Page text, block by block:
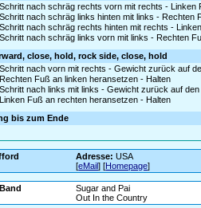
Schritt nach schräg rechts vorn mit rechts - Linken
Schritt nach schräg links hinten mit links - Rechten
Schritt nach schräg rechts hinten mit rechts -
Schritt nach schräg links vorn mit links - Rechten
close, hold, rock side, close, hold
Schritt nach vorn mit rechts - Gewicht zurück auf
Rechten Fuß an linken heransetzen - Halten
Schritt nach links mit links - Gewicht zurück auf
Linken Fuß an rechten heransetzen - Halten
bis zum Ende
Adresse: USA
[eMail] [Homepage]
Sugar and Pai
Out In the Country